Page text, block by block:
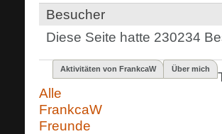
Besucher
Diese Seite hatte 230234
Aktivitäten von FrankcaW Über mich
Alle
FrankcaW
Freunde